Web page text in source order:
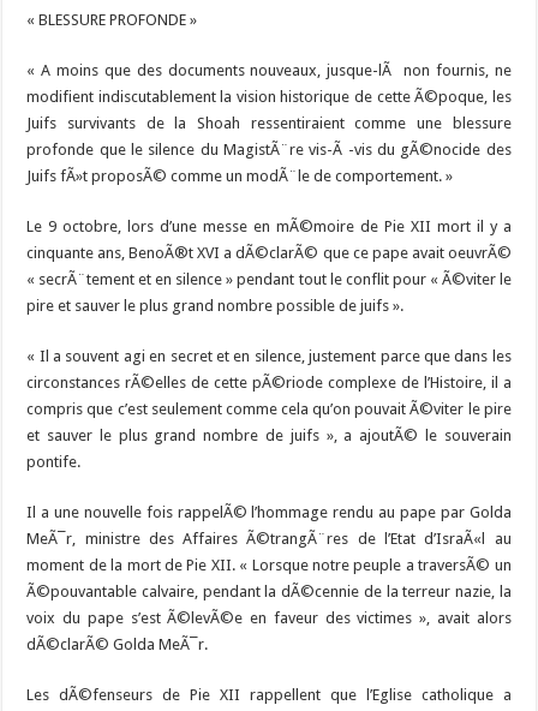
« BLESSURE PROFONDE »
« A moins que des documents nouveaux, jusque-lÃ non fournis, ne
modifient indiscutablement la vision historique de cette Ã©poque, les
Juifs survivants de la Shoah ressentiraient comme une blessure
profonde que le silence du MagistÃ¨re vis-Ã -vis du gÃ©nocide des
Juifs fÃ»t proposÃ© comme un modÃ¨le de comportement. »
Le 9 octobre, lors d’une messe en mÃ©moire de Pie XII mort il y a
cinquante ans, BenoÃ®t XVI a dÃ©clarÃ© que ce pape avait oeuvrÃ©
« secrÃ¨tement et en silence » pendant tout le conflit pour « Ã©viter le
pire et sauver le plus grand nombre possible de juifs ».
« Il a souvent agi en secret et en silence, justement parce que dans les
circonstances rÃ©elles de cette pÃ©riode complexe de l’Histoire, il a
compris que c’est seulement comme cela qu’on pouvait Ã©viter le pire
et sauver le plus grand nombre de juifs », a ajoutÃ© le souverain
pontife.
Il a une nouvelle fois rappelÃ© l’hommage rendu au pape par Golda
MeÃ¯r, ministre des Affaires Ã©trangÃ¨res de l’Etat d’IsraÃ«l au
moment de la mort de Pie XII. « Lorsque notre peuple a traversÃ© un
Ã©pouvantable calvaire, pendant la dÃ©cennie de la terreur nazie, la
voix du pape s’est Ã©levÃ©e en faveur des victimes », avait alors
dÃ©clarÃ© Golda MeÃ¯r.
Les dÃ©fenseurs de Pie XII rappellent que l’Eglise catholique a